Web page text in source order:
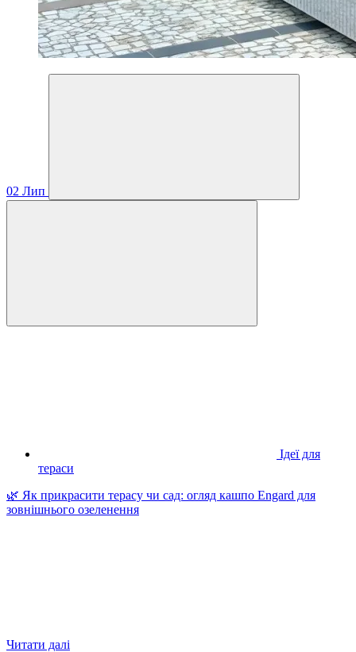
02 Лип
Ідеї для
тераси
🌿 Як прикрасити терасу чи сад: огляд кашпо Engard для
зовнішнього озеленення
Читати далі